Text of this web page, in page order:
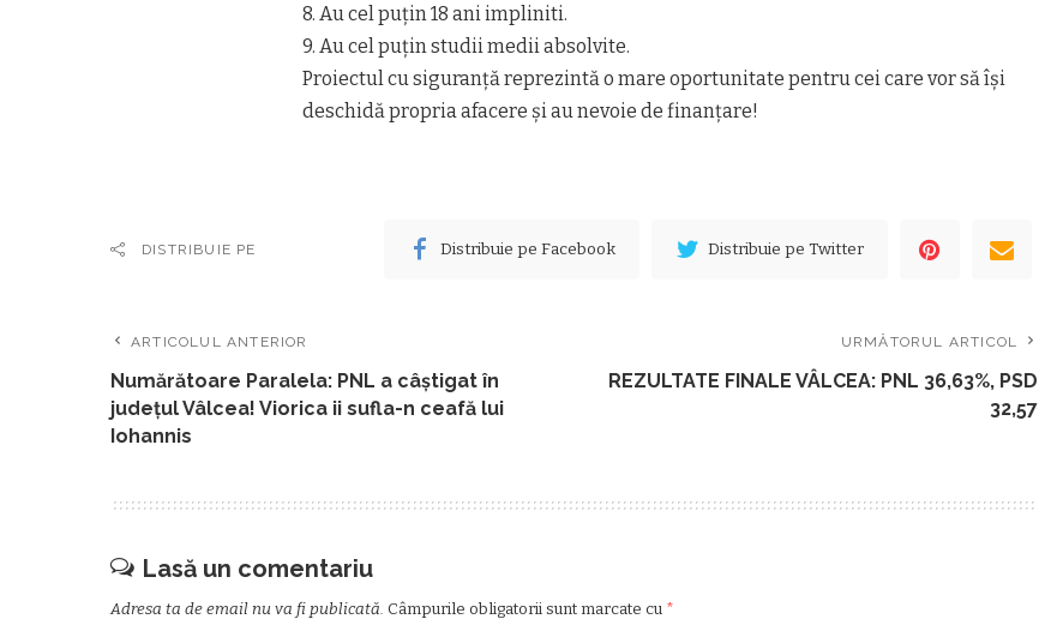
8. Au cel puțin 18 ani impliniti.
9. Au cel puțin studii medii absolvite.
Proiectul cu siguranță reprezintă o mare oportunitate pentru cei care vor să își
deschidă propria afacere și au nevoie de finanțare!
DISTRIBUIE PE Distribuie pe Facebook Distribuie pe Twitter
ARTICOLUL ANTERIOR
Numărătoare Paralela: PNL a câștigat în
județul Vâlcea! Viorica ii sufla-n ceafă lui
Iohannis
URMĂTORUL ARTICOL
REZULTATE FINALE VÂLCEA: PNL 36,63%, PSD
32,57
Lasă un comentariu
Adresa ta de email nu va fi publicată. Câmpurile obligatorii sunt marcate cu *